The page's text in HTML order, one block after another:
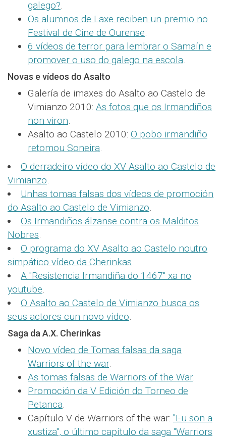
galego?.
Os alumnos de Laxe reciben un premio no
Festival de Cine de Ourense.
6 vídeos de terror para lembrar o Samaín e
promover o uso do galego na escola.
Novas e vídeos do Asalto
Galería de imaxes do Asalto ao Castelo de
Vimianzo 2010: As fotos que os Irmandiños
non viron.
Asalto ao Castelo 2010: O pobo irmandiño
retomou Soneira.
O derradeiro vídeo do XV Asalto ao Castelo de
Vimianzo.
Unhas tomas falsas dos vídeos de promoción
do Asalto ao Castelo de Vimianzo.
Os Irmandiños álzanse contra os Malditos
Nobres.
O programa do XV Asalto ao Castelo noutro
simpático vídeo da Cherinkas.
A "Resistencia Irmandiña do 1467" xa no
youtube.
O Asalto ao Castelo de Vimianzo busca os
seus actores cun novo vídeo.
Saga da A.X. Cherinkas
Novo vídeo de Tomas falsas da saga
Warriors of the war.
As tomas falsas de Warriors of the War.
Promoción da V Edición do Torneo de
Petanca.
Capítulo V de Warriors of the war: "Eu son a
xustiza", o último capítulo da saga "Warriors